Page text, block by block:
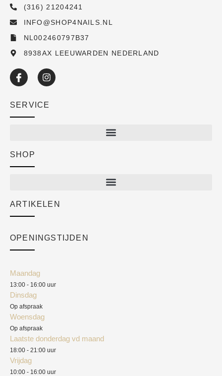
(316) 21204241
INFO@SHOP4NAILS.NL
NL002460797B37
8938AX LEEUWARDEN NEDERLAND
SERVICE
Academy
SHOP
ARTIKELEN
OPENINGSTIJDEN
Maandag
13:00 - 16:00 uur
Dinsdag
Op afspraak
Woensdag
Op afspraak
Laatste donderdag vd maand
18:00 - 21:00 uur
Vrijdag
10:00 - 16:00 uur